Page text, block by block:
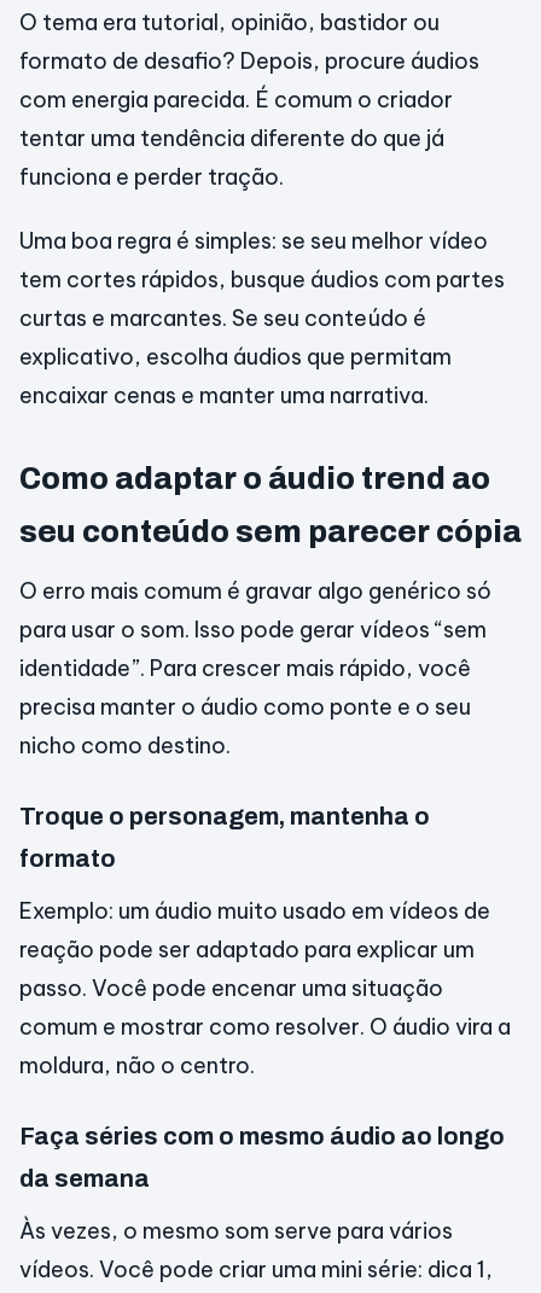
O tema era tutorial, opinião, bastidor ou
formato de desafio? Depois, procure áudios
com energia parecida. É comum o criador
tentar uma tendência diferente do que já
funciona e perder tração.
Uma boa regra é simples: se seu melhor vídeo
tem cortes rápidos, busque áudios com partes
curtas e marcantes. Se seu conteúdo é
explicativo, escolha áudios que permitam
encaixar cenas e manter uma narrativa.
Como adaptar o áudio trend ao
seu conteúdo sem parecer cópia
O erro mais comum é gravar algo genérico só
para usar o som. Isso pode gerar vídeos “sem
identidade”. Para crescer mais rápido, você
precisa manter o áudio como ponte e o seu
nicho como destino.
Troque o personagem, mantenha o
formato
Exemplo: um áudio muito usado em vídeos de
reação pode ser adaptado para explicar um
passo. Você pode encenar uma situação
comum e mostrar como resolver. O áudio vira a
moldura, não o centro.
Faça séries com o mesmo áudio ao longo
da semana
Às vezes, o mesmo som serve para vários
vídeos. Você pode criar uma mini série: dica 1,